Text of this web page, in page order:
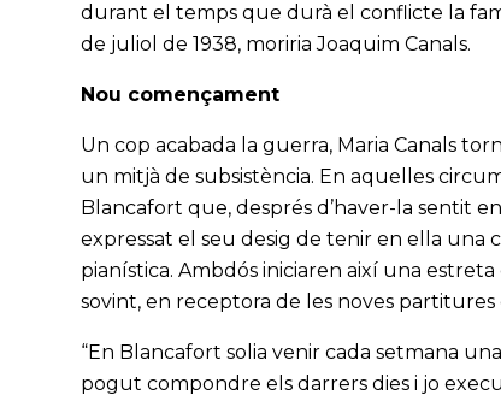
durant el temps que durà el conflicte la
de juliol de 1938, moriria Joaquim Canals.
Nou començament
Un cop acabada la guerra, Maria Canals
un mitjà de subsistència. En aquelles
Blancafort que, després d’haver-la sentit
expressat el seu desig de tenir en ella una
pianística. Ambdós iniciaren així una
sovint, en receptora de les noves
“En Blancafort solia venir cada setmana
pogut compondre els darrers dies i jo